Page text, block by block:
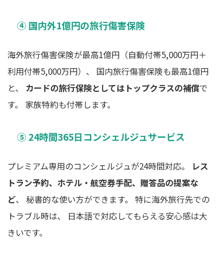
④ 国内外1億円の旅行傷害保険
海外旅行傷害保険が最高1億円（自動付帯5,000万円＋
利用付帯5,000万円）、 国内旅行傷害保険も最高1億円
と、 カードの旅行保険としてはトップクラスの補償で
す。 家族特約も付帯します。
⑤ 24時間365日コンシェルジュサービス
プレミアム専用のコンシェルジュが24時間対応。
レス
トラン予約、ホテル・航空券手配、贈答品の提案な
ど、 秘書的な使い方ができます。 特に海外旅行先での
トラブル時は、 日本語で対応してもらえる安心感は大
きいです。